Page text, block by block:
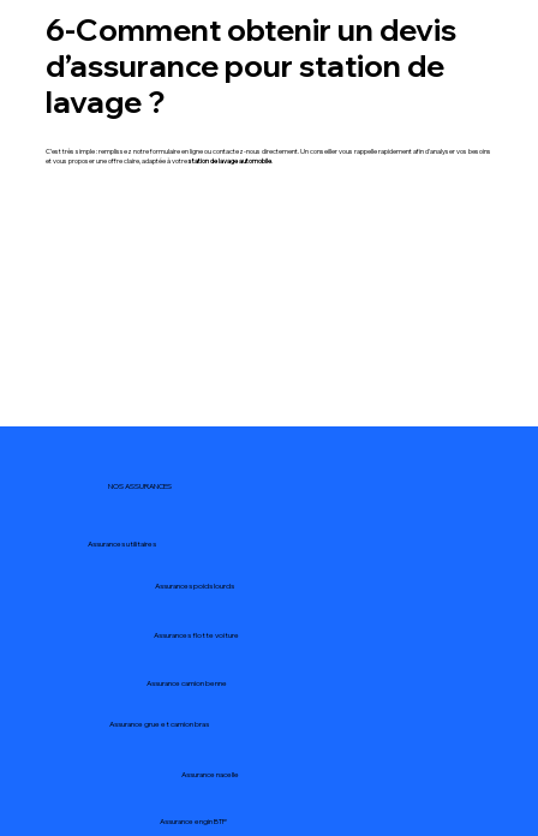
6-Comment obtenir un devis
d’assurance pour station de
lavage ?
C’est très simple : remplissez notre formulaire en ligne ou contactez-nous directement. Un conseiller vous rappelle rapidement afin d'analyser vos besoins
et vous proposer une offre claire, adaptée à votrestation de lavage automobile.
NOS ASSURANCES
Assurances utilitaires
Assurances poids lourds
Assurances flotte voiture
Assurance camion benne
Assurance grue et camion bras
Assurance nacelle
Assurance engin BTP